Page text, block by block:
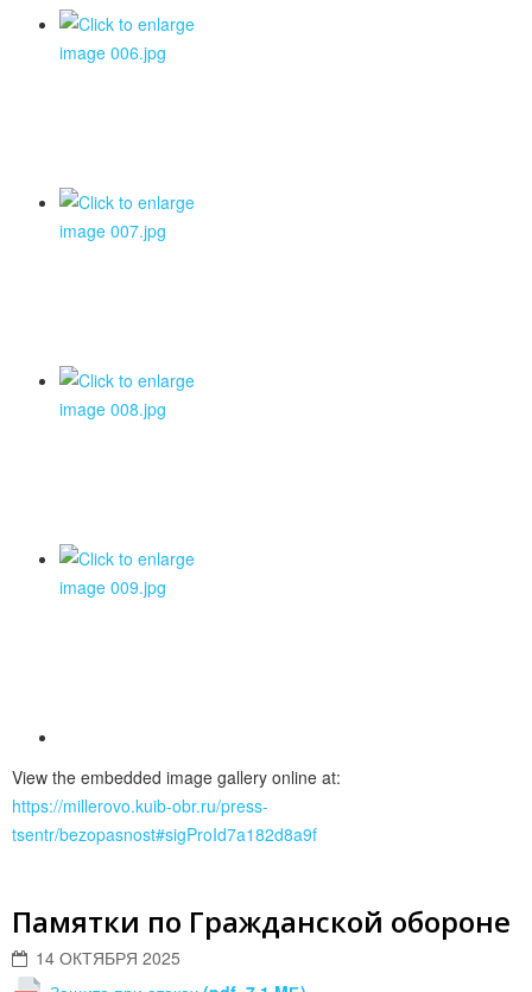
View the embedded image gallery online at:
https://millerovo.kuib-obr.ru/press-
tsentr/bezopasnost#sigProId7a182d8a9f
Памятки по Гражданской обороне
14 ОКТЯБРЯ 2025